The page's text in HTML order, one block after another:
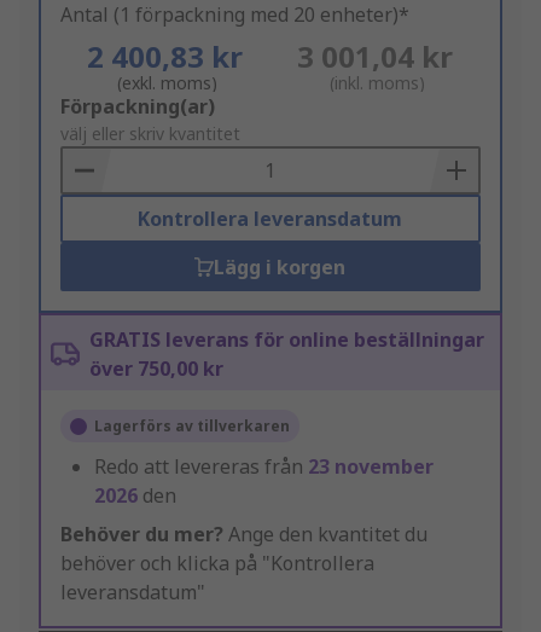
Antal (1 förpackning med 20 enheter)*
2 400,83 kr
(exkl. moms)
3 001,04 kr
(inkl. moms)
Add
to
Basket
Förpackning(ar)
välj eller skriv kvantitet
Kontrollera leveransdatum
Lägg i korgen
GRATIS leverans för online beställningar
över 750,00 kr
Lagerförs av tillverkaren
Redo att levereras från 23 november
2026 den
Behöver du mer? Ange den kvantitet du
behöver och klicka på "Kontrollera
leveransdatum"